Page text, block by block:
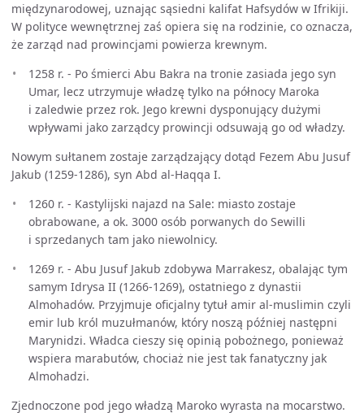
międzynarodowej, uznając sąsiedni kalifat Hafsydów w Ifrikiji.
W polityce wewnętrznej zaś opiera się na rodzinie, co oznacza,
że zarząd nad prowincjami powierza krewnym.
1258 r. - Po śmierci Abu Bakra na tronie zasiada jego syn
Umar, lecz utrzymuje władzę tylko na północy Maroka
i zaledwie przez rok. Jego krewni dysponujący dużymi
wpływami jako zarządcy prowincji odsuwają go od władzy.
Nowym sułtanem zostaje zarządzający dotąd Fezem Abu Jusuf
Jakub (1259-1286), syn Abd al-Haqqa I.
1260 r. - Kastylijski najazd na Sale: miasto zostaje
obrabowane, a ok. 3000 osób porwanych do Sewilli
i sprzedanych tam jako niewolnicy.
1269 r. - Abu Jusuf Jakub zdobywa Marrakesz, obalając tym
samym Idrysa II (1266-1269), ostatniego z dynastii
Almohadów. Przyjmuje oficjalny tytuł amir al-muslimin czyli
emir lub król muzułmanów, który noszą później następni
Marynidzi. Władca cieszy się opinią pobożnego, ponieważ
wspiera marabutów, chociaż nie jest tak fanatyczny jak
Almohadzi.
Zjednoczone pod jego władzą Maroko wyrasta na mocarstwo.